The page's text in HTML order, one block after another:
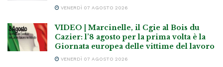
VENERDÌ 07 AGOSTO 2026
VIDEO | Marcinelle, il Cgie al Bois du
Cazier: l’8 agosto per la prima volta è la
Giornata europea delle vittime del lavoro
VENERDÌ 07 AGOSTO 2026